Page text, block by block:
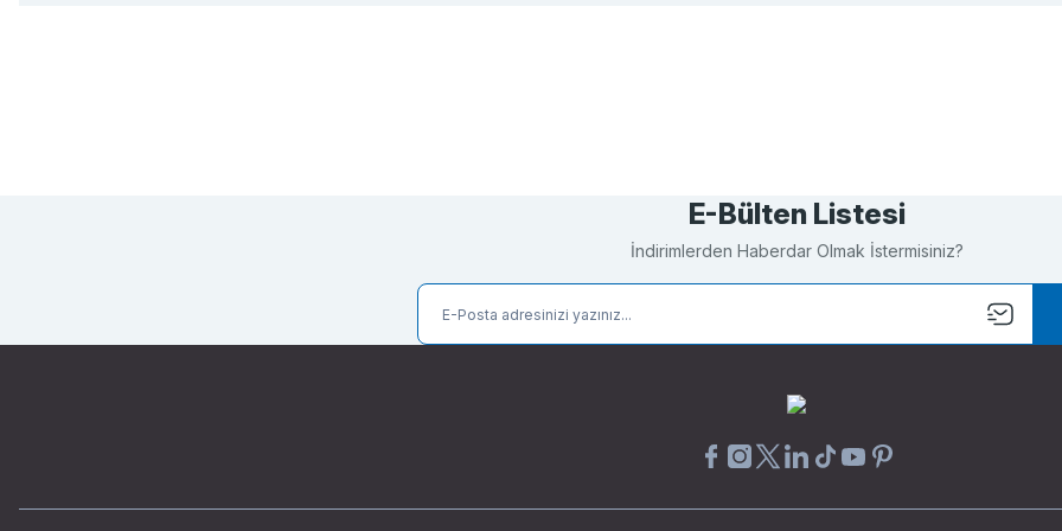
E-Bülten Listesi
İndirimlerden Haberdar Olmak İstermisiniz?